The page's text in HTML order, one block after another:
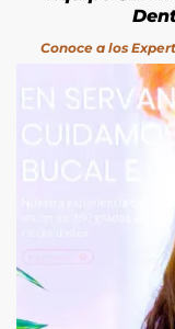
Conoce a los